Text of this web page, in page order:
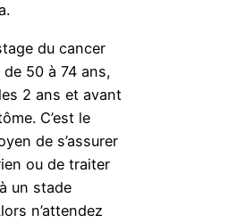
du cancer
50 à 74 ans,
2 ans et avant
C’est le
de s’assurer
ou de traiter
un stade
n’attendez